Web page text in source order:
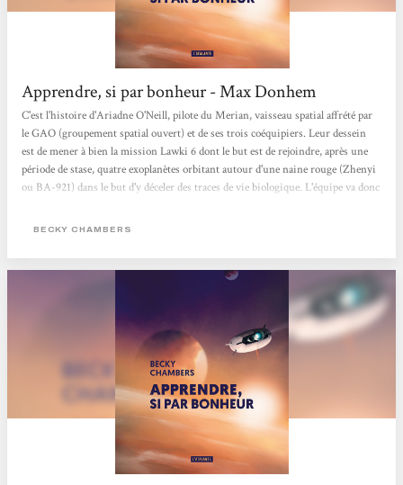
Apprendre, si par bonheur - Max Donhem
C'est l'histoire d'Ariadne O'Neill, pilote du Merian, vaisseau spatial affrété par
le GAO (groupement spatial ouvert) et de ses trois coéquipiers. Leur dessein
est de mener à bien la mission Lawki 6 dont le but est de rejoindre, après une
période de stase, quatre exoplanètes orbitant autour d'une naine rouge (Zhenyi
ou BA-921) dans le but d'y déceler des traces de vie biologique. L'équipe va donc
forte gravité, Opéra, une planète océanique presque entièrement dépourvue de
BECKY CHAMBERS